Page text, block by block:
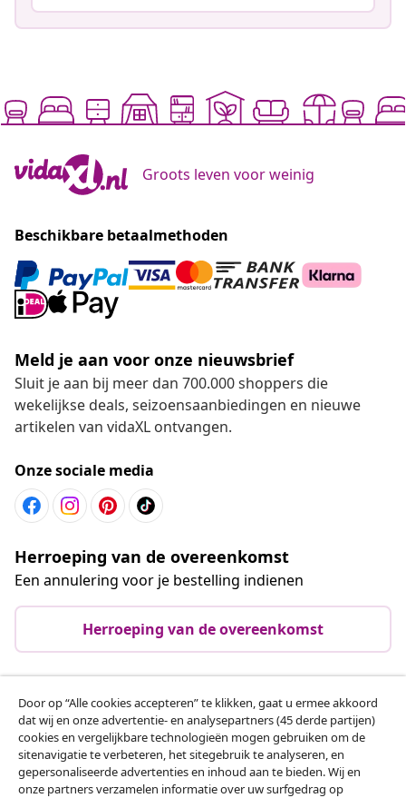
Groots leven voor weinig
Beschikbare betaalmethoden
Meld je aan voor onze nieuwsbrief
Sluit je aan bij meer dan 700.000 shoppers die
wekelijkse deals, seizoensaanbiedingen en nieuwe
artikelen van vidaXL ontvangen.
Onze sociale media
Herroeping van de overeenkomst
Een annulering voor je bestelling indienen
Herroeping van de overeenkomst
Klantenservice
Zakelijk
Door op “Alle cookies accepteren” te klikken, gaat u ermee akkoord
dat wij en onze advertentie- en analysepartners (45 derde partijen)
cookies en vergelijkbare technologieën mogen gebruiken om de
sitenavigatie te verbeteren, het sitegebruik te analyseren, en
gepersonaliseerde advertenties en inhoud aan te bieden. Wij en
onze partners verzamelen informatie over uw surfgedrag op